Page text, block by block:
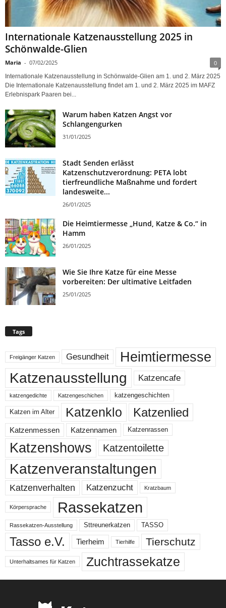
Internationale Katzenausstellung 2025 in
Schönwalde-Glien
Maria - 07/02/2025 0
Internationale Katzenausstellung in Schönwalde-Glien am 1. und 2. März 2025
Die Internationale Katzenausstellung findet am 1. und 2. März 2025 im MAFZ
Erlebnispark Paaren bei...
Warum haben Katzen Angst vor
Schlangengurken
31/01/2025
Stadt Senden erlässt
Katzenschutzverordnung: PETA lobt
tierfreundliche Maßnahme und fordert
landesweite...
26/01/2025
Die Heimtiermesse „Hund, Katze & Co.“ in
Hamm
26/01/2025
Wie Sie Ihre Katze für eine Messe
vorbereiten: Der ultimative Leitfaden
25/01/2025
Tags
Freigänger Katzen Gesundheit Heimtiermesse
Katzenausstellung Katzencafe
katzengedichte Katzengeschichen katzengeschichten
Katzen im Alter Katzenklo Katzenlied
Katzenmessen Katzennamen Katzenrassen
Katzenshows Katzentoilette
Katzenveranstaltungen
Katzenverhalten Katzenzucht Kratzbaum
Körpersprache Rassekatzen
Rassekatzen-Ausstellung Sttreunerkatzen TASSO
Tasso e.V. Tierheim Tierhilfe Tierschutz
Unterhaltsames für Katzen Zuchtrassekatze